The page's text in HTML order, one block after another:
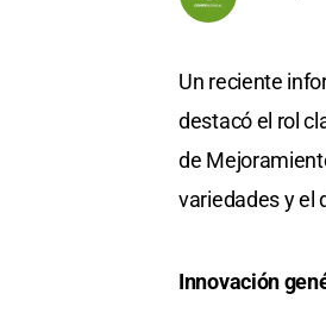
Un reciente
destacó el rol
de
variedades y el
Innovación